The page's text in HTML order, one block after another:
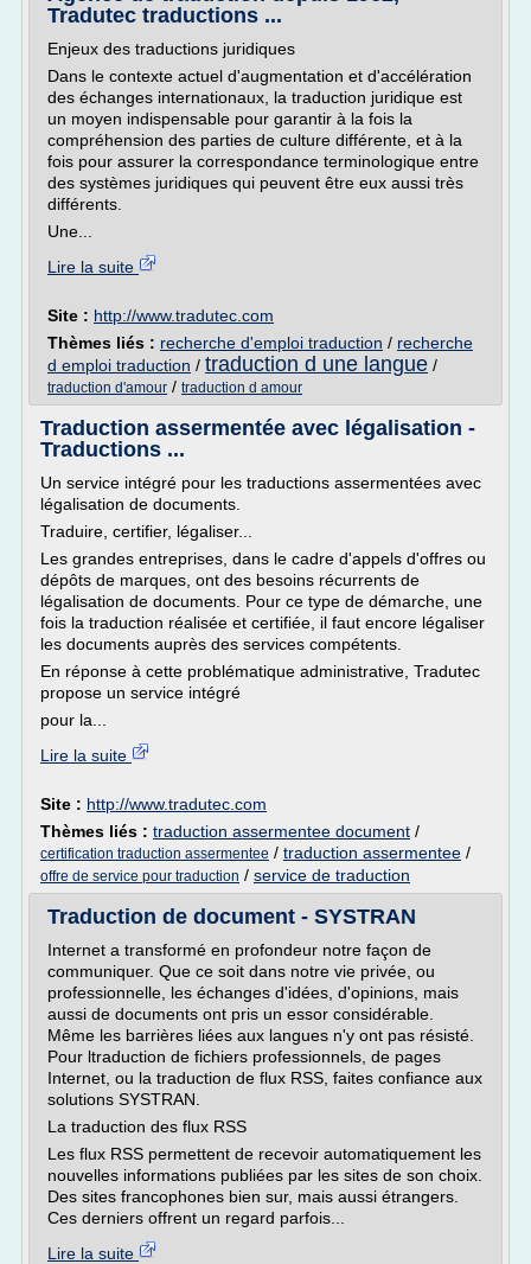
Tradutec traductions ...
Enjeux des traductions juridiques
Dans le contexte actuel d'augmentation et d'accélération
des échanges internationaux, la traduction juridique est
un moyen indispensable pour garantir à la fois la
compréhension des parties de culture différente, et à la
fois pour assurer la correspondance terminologique entre
des systèmes juridiques qui peuvent être eux aussi très
différents.
Une...
Lire la suite
Site : http://www.tradutec.com
Thèmes liés : recherche d'emploi traduction / recherche
d emploi traduction / traduction d une langue /
traduction d'amour / traduction d amour
Traduction assermentée avec légalisation -
Traductions ...
Un service intégré pour les traductions assermentées avec
légalisation de documents.
Traduire, certifier, légaliser...
Les grandes entreprises, dans le cadre d'appels d'offres ou
dépôts de marques, ont des besoins récurrents de
légalisation de documents. Pour ce type de démarche, une
fois la traduction réalisée et certifiée, il faut encore légaliser
les documents auprès des services compétents.
En réponse à cette problématique administrative, Tradutec
propose un service intégré
pour la...
Lire la suite
Site : http://www.tradutec.com
Thèmes liés : traduction assermentee document /
certification traduction assermentee / traduction assermentee /
offre de service pour traduction / service de traduction
Traduction de document - SYSTRAN
Internet a transformé en profondeur notre façon de
communiquer. Que ce soit dans notre vie privée, ou
professionnelle, les échanges d'idées, d'opinions, mais
aussi de documents ont pris un essor considérable.
Même les barrières liées aux langues n'y ont pas résisté.
Pour ltraduction de fichiers professionnels, de pages
Internet, ou la traduction de flux RSS, faites confiance aux
solutions SYSTRAN.
La traduction des flux RSS
Les flux RSS permettent de recevoir automatiquement les
nouvelles informations publiées par les sites de son choix.
Des sites francophones bien sur, mais aussi étrangers.
Ces derniers offrent un regard parfois...
Lire la suite